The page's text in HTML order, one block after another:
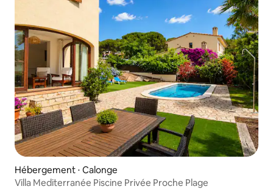
Hébergement ⋅ Calonge
Villa Mediterranée Piscine Privée Proche Plage